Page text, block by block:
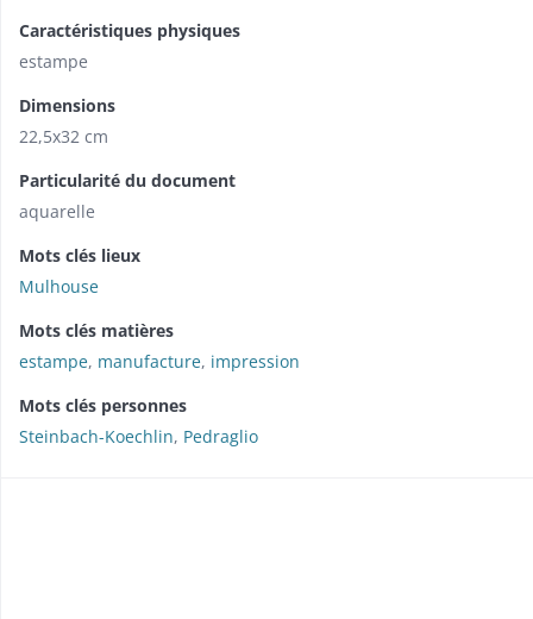
Caractéristiques physiques
estampe
Dimensions
22,5x32 cm
Particularité du document
aquarelle
Mots clés lieux
Mulhouse
Mots clés matières
estampe, manufacture, impression
Mots clés personnes
Steinbach-Koechlin, Pedraglio